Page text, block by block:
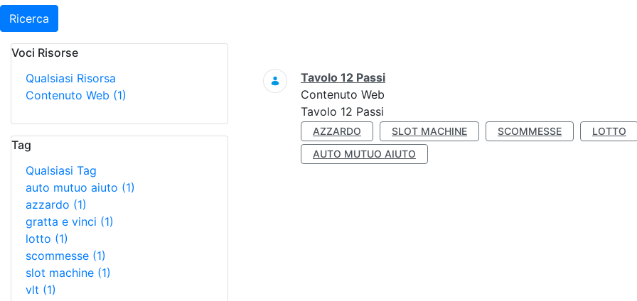
Ricerca
Voci Risorse
Qualsiasi Risorsa
Contenuto Web (1)
Tag
Qualsiasi Tag
auto mutuo aiuto (1)
azzardo (1)
gratta e vinci (1)
lotto (1)
scommesse (1)
slot machine (1)
vlt (1)
Ricerca
Tavolo 12 Passi
Contenuto Web
Tavolo 12 Passi
AZZARDO SLOT MACHINE SCOMMESSE
LOTTO
AUTO MUTUO AIUTO